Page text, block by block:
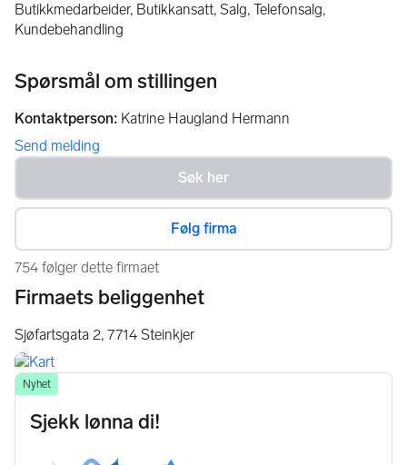
Butikkmedarbeider, Butikkansatt, Salg, Telefonsalg,
Kundebehandling
Spørsmål om stillingen
Kontaktperson: Katrine Haugland Hermann
Send melding
Følg firma
754 følger dette firmaet
Firmaets beliggenhet
Sjøfartsgata 2, 7714 Steinkjer